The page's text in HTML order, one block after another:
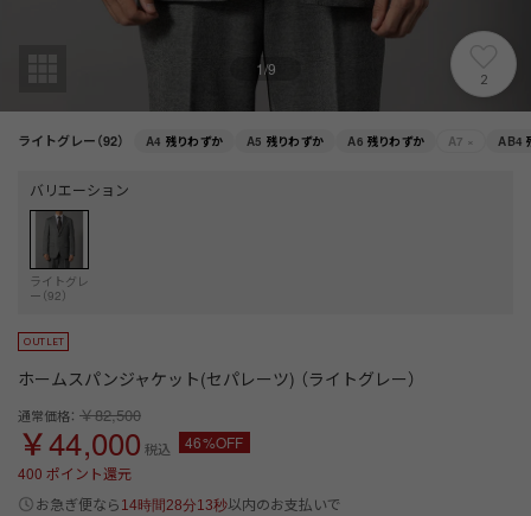
1/9
2
ライトグレー（92） A4 残りわずか A5 残りわずか A6 残りわずか A7 × AB4
バリエーション
ライトグレ
ー（92）
ホームスパンジャケット(セパレーツ) （ライトグレー）
通常価格： ￥82,500
￥44,000 税込
46%OFF
400 ポイント還元
お急ぎ便なら 14時間28分13秒以内のお支払いで